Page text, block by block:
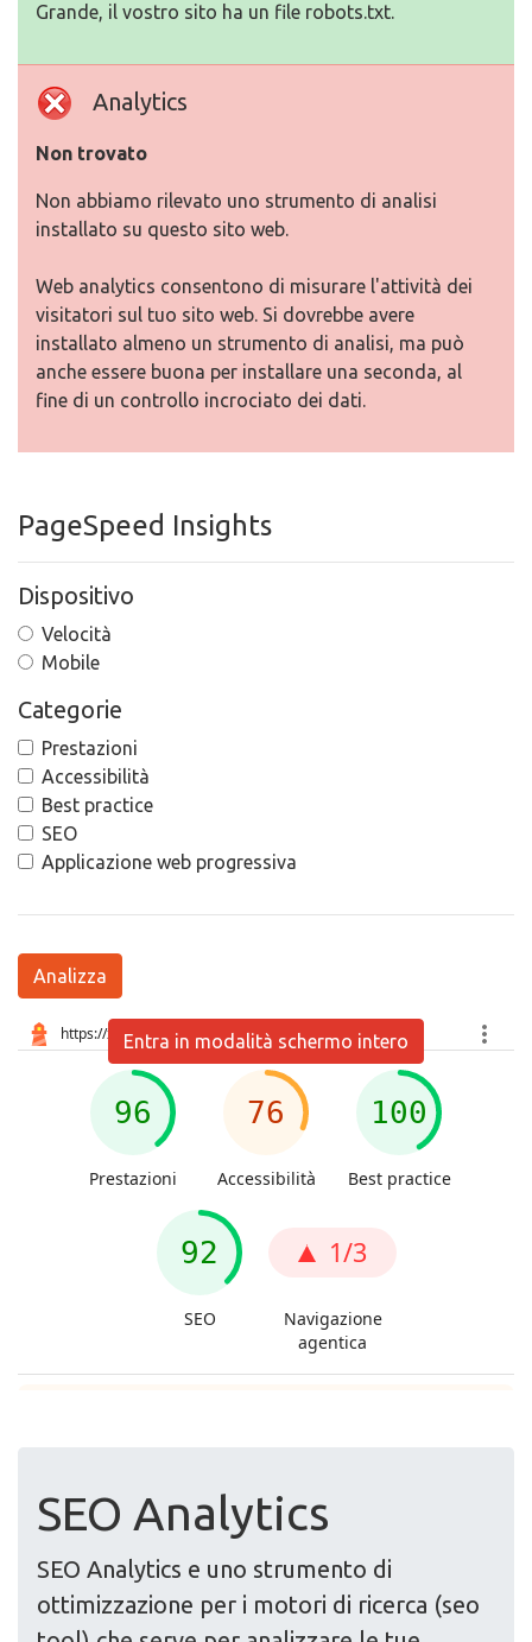
Grande, il vostro sito ha un file robots.txt.
Analytics
Non trovato
Non abbiamo rilevato uno strumento di analisi
installato su questo sito web.
Web analytics consentono di misurare l'attività dei
visitatori sul tuo sito web. Si dovrebbe avere
installato almeno un strumento di analisi, ma può
anche essere buona per installare una seconda, al
fine di un controllo incrociato dei dati.
PageSpeed Insights
Dispositivo
Velocità
Mobile
Categorie
Prestazioni
Accessibilità
Best practice
SEO
Applicazione web progressiva
Analizza
Entra in modalità schermo intero
SEO Analytics
SEO Analytics e uno strumento di
ottimizzazione per i motori di ricerca (seo